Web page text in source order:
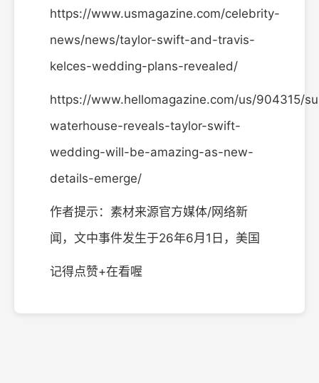
https://www.usmagazine.com/celebrity-
news/news/taylor-swift-and-travis-
kelces-wedding-plans-revealed/
https://www.hellomagazine.com/us/904315/
waterhouse-reveals-taylor-swift-
wedding-will-be-amazing-as-new-
details-emerge/
作者提示：素材来源官方媒体/网络新
闻，文中事件发生于26年6月1日，美国
记得点赞+在看喔